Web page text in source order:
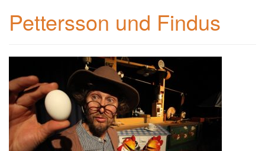
Pettersson und Findus